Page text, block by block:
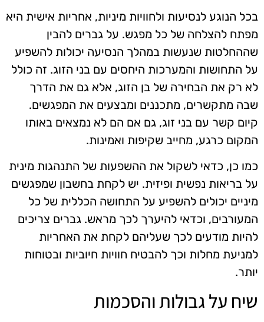
בכל הנוגע לנסיעות ולחוויות מיניות, אחריות אישית היא
מפתח להצלחה של כל מפגש. על גברים להבין
שההחלטות שנעשות במהלך הנסיעה יכולות להשפיע
על התחושות והמערכות היחסים עם בני הזוג. זה כולל
לא רק את הבחירה של בן הזוג, אלא גם את הדרך
שבה מתקשרים, מתכננים ומבצעים את המפגשים.
קיום קשר עם בני זוג, גם אם הם לא נמצאים באותו
המקום כרגע, מחייב שקיפות ואמינות.
כמו כן, כדאי לשקול את ההשפעות של התנהגות מינית
על בריאות נפשית ופיזית. יש לקחת בחשבון שמפגשים
מיניים יכולים להשפיע על התחושה הכללית של כל
המעורבים, וכדאי להיערך לכך מראש. גברים צריכים
להיות מודעים לכך שעליהם לקחת את האחריות
למניעת מחלות וכך להבטיח חוויות חיוביות ובטוחות
יותר.
שיח על גבולות והסכמות